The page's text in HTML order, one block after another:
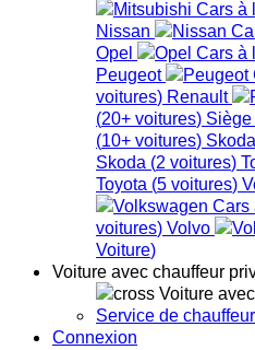
Nissan
Opel
Peugeot
voitures) Renault
(20+ voitures) Siège
(10+ voitures) Skoda
Skoda (2 voitures)
Toyota (5 voitures)
voitures) Volvo
Voiture)
Voiture avec chauffeur
Voiture
Service de
Connexion